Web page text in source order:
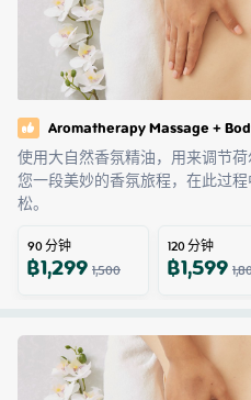
Aromatherapy Massage +
使用大自然香氛精油，用来调节
您一段美妙的香氛旅程，在此过
松。
90分钟
฿1,2991,500
120分钟
฿1,599